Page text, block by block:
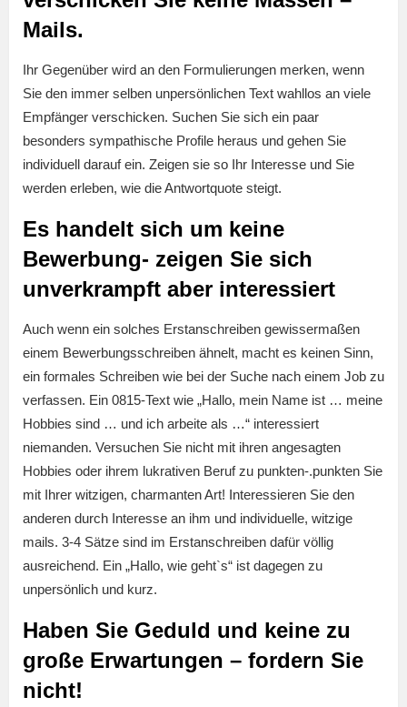
Mails.
Ihr Gegenüber wird an den Formulierungen merken, wenn
Sie den immer selben unpersönlichen Text wahllos an viele
Empfänger verschicken. Suchen Sie sich ein paar
besonders sympathische Profile heraus und gehen Sie
individuell darauf ein. Zeigen sie so Ihr Interesse und Sie
werden erleben, wie die Antwortquote steigt.
Es handelt sich um keine
Bewerbung- zeigen Sie sich
unverkrampft aber interessiert
Auch wenn ein solches Erstanschreiben gewissermaßen
einem Bewerbungsschreiben ähnelt, macht es keinen Sinn,
ein formales Schreiben wie bei der Suche nach einem Job zu
verfassen. Ein 0815-Text wie „Hallo, mein Name ist … meine
Hobbies sind … und ich arbeite als …“ interessiert
niemanden. Versuchen Sie nicht mit ihren angesagten
Hobbies oder ihrem lukrativen Beruf zu punkten-.punkten Sie
mit Ihrer witzigen, charmanten Art! Interessieren Sie den
anderen durch Interesse an ihm und individuelle, witzige
mails. 3-4 Sätze sind im Erstanschreiben dafür völlig
ausreichend. Ein „Hallo, wie geht`s“ ist dagegen zu
unpersönlich und kurz.
Haben Sie Geduld und keine zu
große Erwartungen – fordern Sie
nicht!